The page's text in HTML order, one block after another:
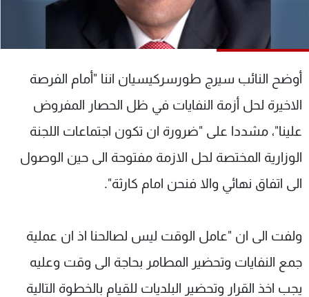
أوضح النائب سيرج طورسركيسيان اننا "أمام الفرصة
الاخيرة لحل أزمة النفايات في ظل الحصار المفروض
علينا"، مشددا على "ضرورة ان تكون اجتماعات اللجنة
الوزارية المختصة لحل الازمة مفتوحة الى حين الوصول
الى اتفاق نهائي والا فنحن امام كارثة".
ولفت الى ان "عامل الوقت ليس لصالحنا اذ ان عملية
جمع النفايات وتحضير المطامر بحاجة الى وقت وعليه
يجب اخذ القرار وتحضير البلديات للقيام بالخطوة التالية
الترددات
عن MTV
لاعلاناتكم
وظائف
شروط الإسـتخدام